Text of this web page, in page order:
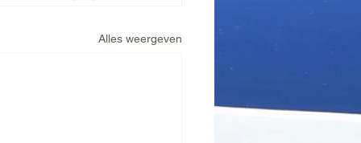
Alles weergeven